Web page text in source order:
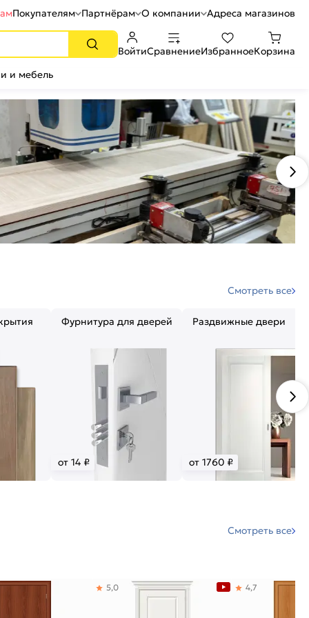
Покупателям Партнёрам О компании Адреса магазинов
ВойтиСравнениеИзбранноеКорзина
и мебель
Смотреть все
Фурнитура для дверей
от 14 ₽
Раздвижные двери
от 1760 ₽
Смотреть все
5,0 4,7